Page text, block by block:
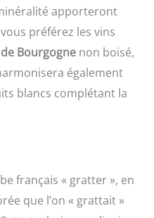
apporteront
préférez les vins
Bourgogne non boisé,
également
blancs complétant la
français « gratter », en
que l’on « grattait »